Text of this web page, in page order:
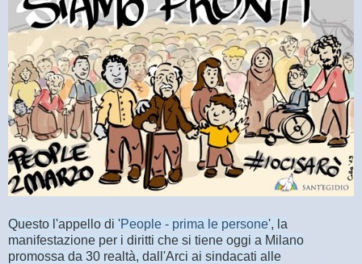
Questo l'appello di 'People - prima le persone', la
manifestazione per i diritti che si tiene oggi a Milano
promossa da 30 realtà, dall'Arci ai sindacati alle